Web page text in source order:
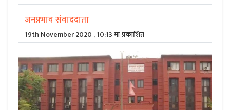
जनप्रभाव संवाददाता
19th November 2020 , 10:13 मा प्रकाशित